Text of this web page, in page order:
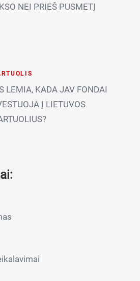
NEI PRIEŠ PUSMETĮ
LEMIA, KADA JAV FONDAI
Į LIETUVOS